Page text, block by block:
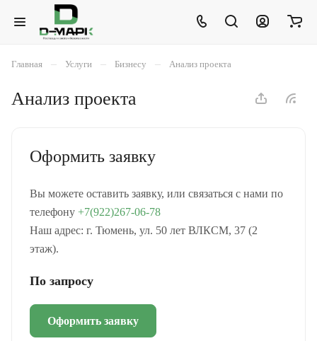
Главная – Услуги – Бизнесу – Анализ проекта
Анализ проекта
Оформить заявку
Вы можете оставить заявку, или связаться с нами по
телефону +7(922)267-06-78
Наш адрес: г. Тюмень, ул. 50 лет ВЛКСМ, 37 (2
этаж).
По запросу
Оформить заявку